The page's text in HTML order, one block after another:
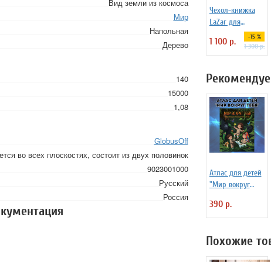
Вид земли из космоса
Мир
Напольная
Дерево
140
15000
1,08
GlobusOff
во всех плоскостях, состоит из двух половинок
9023001000
Русский
Россия
Чехол-книжка
LaZar для
планшетов до 8
дюймов
1 100 р. -15 %
1 300 р.
Атлас для детей
"Мир вокруг
390 р.
Похожие